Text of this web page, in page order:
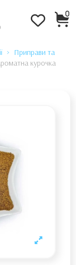
0
Приправи та
курочка